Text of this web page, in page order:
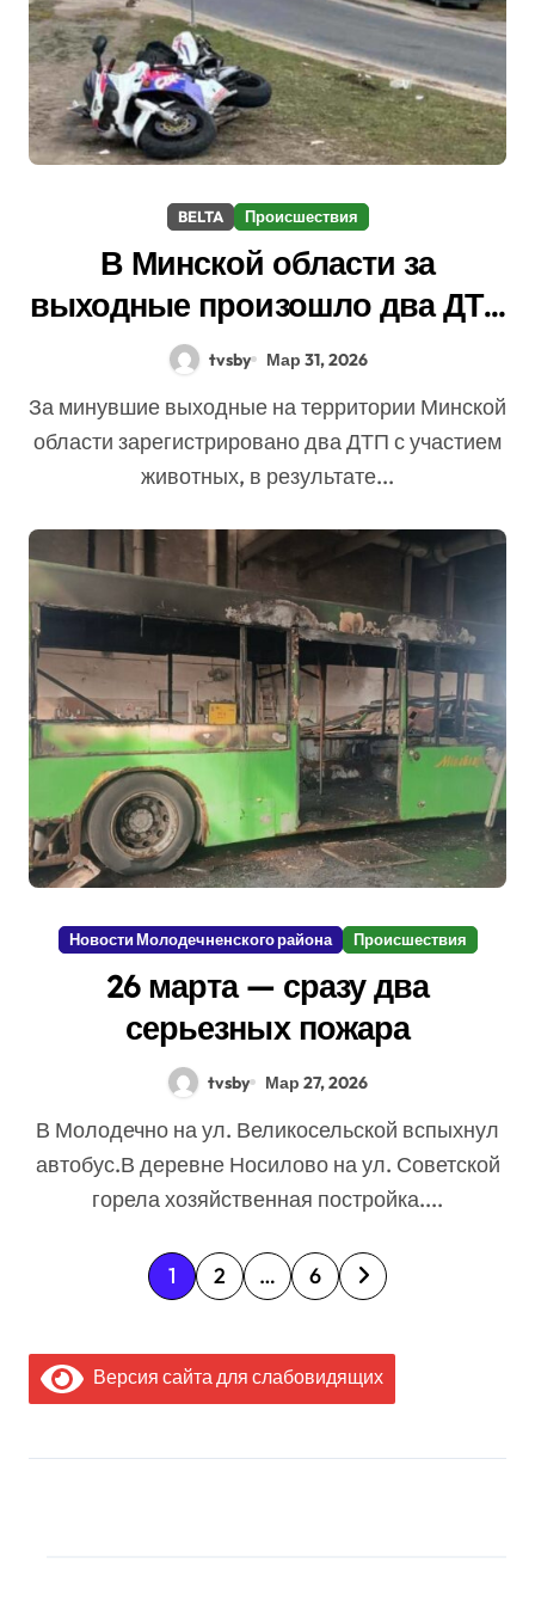
BELTA Происшествия
В Минской области за
выходные произошло два ДТП
с участием животных
tvsby Мар 31, 2026
За минувшие выходные на территории Минской
области зарегистрировано два ДТП с участием
животных, в результате...
Новости Молодечненского района Происшествия
26 марта — сразу два
серьезных пожара
tvsby Мар 27, 2026
В Молодечно на ул. Великосельской вспыхнул
автобус.В деревне Носилово на ул. Советской
горела хозяйственная постройка....
П
г
н
1 2 … 6
Версия сайта для слабовидящих